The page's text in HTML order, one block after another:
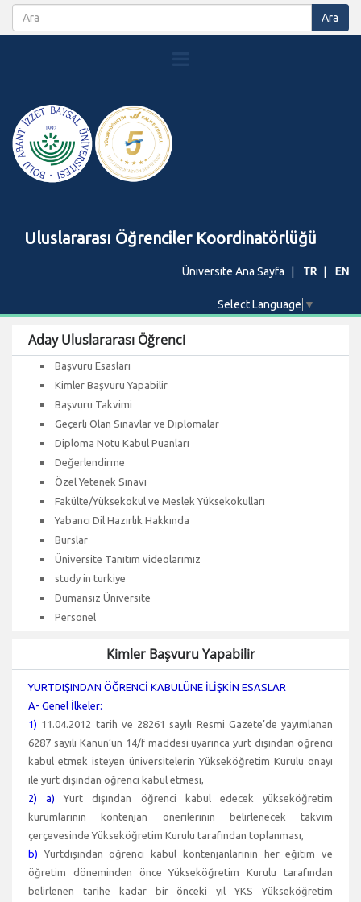
Uluslararası Öğrenciler Koordinatörlüğü
Üniversite Ana Sayfa TR EN
Select Language ▼
Aday Uluslararası Öğrenci
Başvuru Esasları
Kimler Başvuru Yapabilir
Başvuru Takvimi
Geçerli Olan Sınavlar ve Diplomalar
Diploma Notu Kabul Puanları
Değerlendirme
Özel Yetenek Sınavı
Fakülte/Yüksekokul ve Meslek Yüksekokulları
Yabancı Dil Hazırlık Hakkında
Burslar
Üniversite Tanıtım videolarımız
study in turkiye
Dumansız Üniversite
Personel
Kimler Başvuru Yapabilir
YURTDIŞINDAN ÖĞRENCİ KABULÜNE İLİŞKİN ESASLAR
A- Genel İlkeler:
1) 11.04.2012 tarih ve 28261 sayılı Resmi Gazete’de yayımlanan
6287 sayılı Kanun’un 14/f maddesi uyarınca yurt dışından öğrenci
kabul etmek isteyen üniversitelerin Yükseköğretim Kurulu onayı
ile yurt dışından öğrenci kabul etmesi,
2) a) Yurt dışından öğrenci kabul edecek yükseköğretim
kurumlarının kontenjan önerilerinin belirlenecek takvim
çerçevesinde Yükseköğretim Kurulu tarafından toplanması,
b) Yurtdışından öğrenci kabul kontenjanlarının her eğitim ve
öğretim döneminden önce Yükseköğretim Kurulu tarafından
belirlenen tarihe kadar bir önceki yıl YKS Yükseköğretim